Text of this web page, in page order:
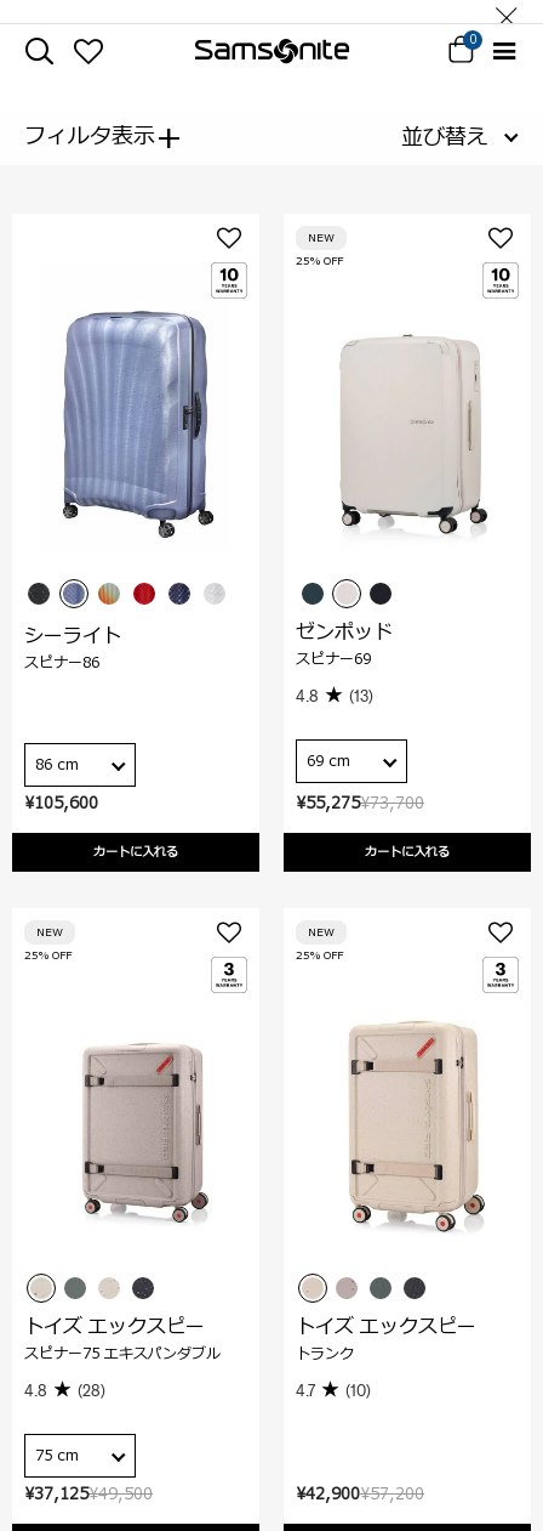
0
フィルタ表示+ 並び替え
¥105,600
カートに入れる
シーライト
スピナー86
86 cm
¥73,700
¥55,275
カートに入れる
25% OFF
NEW
ゼンポッド
スピナー69
4.8 (13)
69 cm
¥49,500
¥37,125
25% OFF
NEW
トイズ エックスピー
スピナー75 エキスパンダブル
4.8 (28)
75 cm
¥57,200
¥42,900
25% OFF
NEW
トイズ エックスピー
トランク
4.7 (10)